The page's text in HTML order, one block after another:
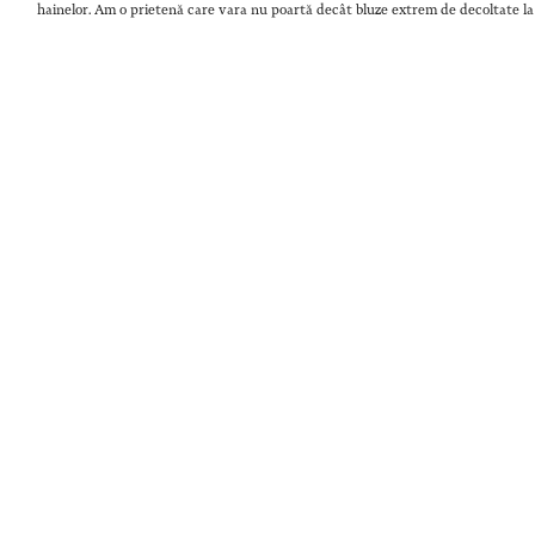
hainelor. Am o prietenă care vara nu poartă decât bluze extrem de decoltate